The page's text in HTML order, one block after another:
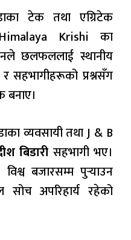
टेक तथा एग्रिटेक
Krishi का
छलफललाई स्थानीय
सहभागीहरूको प्रश्नसँग
बनाए।
व्यवसायी तथा J & B
बिडारी सहभागी भए।
बजारसम्म पुर्‍याउन
सोच अपरिहार्य रहेको